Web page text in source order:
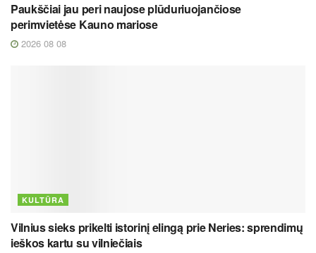
Paukščiai jau peri naujose plūduriuojančiose
perimvietėse Kauno mariose
2026 08 08
KULTŪRA
Vilnius sieks prikelti istorinį elingą prie Neries: sprendimų
ieškos kartu su vilniečiais